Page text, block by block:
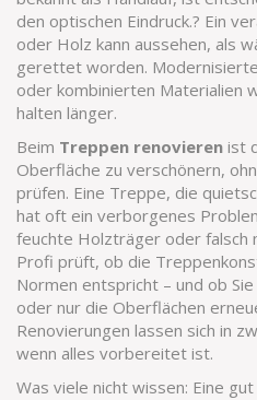
den optischen Eindruck.? Ein
oder Holz kann aussehen, als
gerettet worden.
oder kombinierten Materialien
halten länger.
Beim Treppen renovieren ist
Oberfläche zu verschönern,
prüfen. Eine Treppe, die
hat oft ein verborgenes
feuchte Holzträger oder falsch
Profi prüft, ob die
Normen entspricht – und ob
oder nur die Oberflächen
Renovierungen lassen sich in
wenn alles vorbereitet ist.
Was viele nicht wissen: Eine